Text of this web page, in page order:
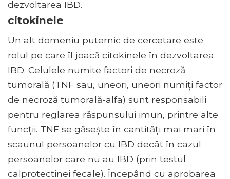
dezvoltarea IBD.
citokinele
Un alt domeniu puternic de cercetare este
rolul pe care îl joacă citokinele în dezvoltarea
IBD. Celulele numite factori de necroză
tumorală (TNF sau, uneori, uneori numiți factor
de necroză tumorală-alfa) sunt responsabili
pentru reglarea răspunsului imun, printre alte
funcții. TNF se găsește în cantități mai mari în
scaunul persoanelor cu IBD decât în ​​cazul
persoanelor care nu au IBD (prin testul
calprotectinei fecale). Începând cu aprobarea